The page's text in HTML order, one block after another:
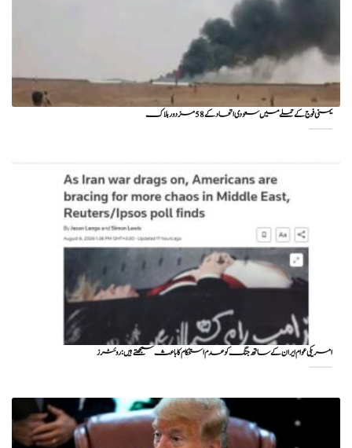
یمنی فوج کے حملے میں سعودی اتحاد کے 58 مزدور ہلاک
امریکی عوام ایران کے ساتھ جنگ کو عدم استحکام کا باعث سمجھتے ہیں: روئٹرز